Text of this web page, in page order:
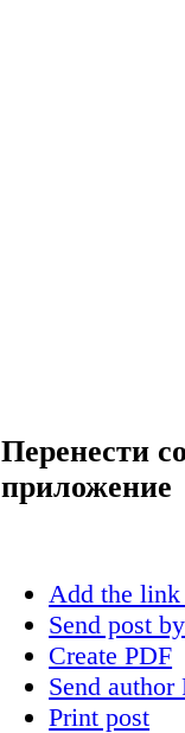
Перенести
приложение
Add the
Send post
Create PDF
Send
Print post